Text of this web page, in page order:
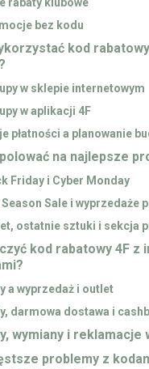
bez kodu
kod
w sklepie internetowym
w aplikacji 4F
płatności a planowanie
na najlepsze
Friday i Cyber Monday
Season Sale i wyprzedaże
ostatnie sztuki i sekcja
kod rabatowy 4F z
a wyprzedaż i outlet
darmowa dostawa i
wymiany i reklamacje
problemy z